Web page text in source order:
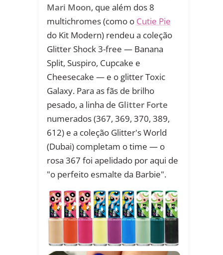
Mari Moon, que além dos 8
multichromes (como o Cutie Pie
do Kit Modern) rendeu a coleção
Glitter Shock 3-free — Banana
Split, Suspiro, Cupcake e
Cheesecake — e o glitter Toxic
Galaxy. Para as fãs de brilho
pesado, a linha de Glitter Forte
numerados (367, 369, 370, 389,
612) e a coleção Glitter's World
(Dubai) completam o time — o
rosa 367 foi apelidado por aqui de
"o perfeito esmalte da Barbie".